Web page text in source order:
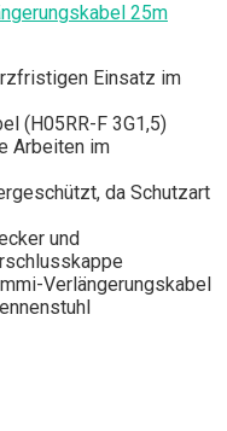
25m
Einsatz im
(H05RR-F 3G1,5)
Arbeiten im
da Schutzart
und
Verlängerungskabel